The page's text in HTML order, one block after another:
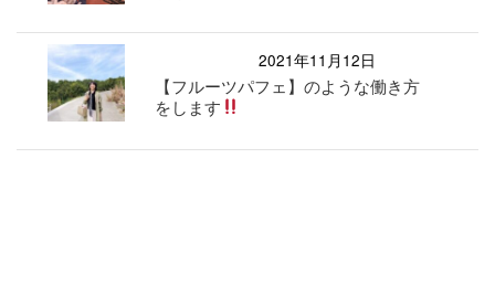
2021年11月12日
【フルーツパフェ】のような働き方
をします